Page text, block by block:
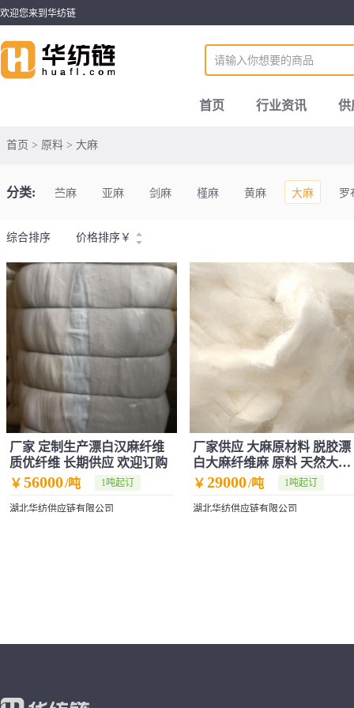
欢迎您来到华纺链
首页 行业资讯 供
首页 > 原料 > 大麻
分类: 苎麻 亚麻 剑麻 槿麻 黄麻 大麻 罗
综合排序 价格排序 ￥
厂家 定制生产漂白汉麻纤维
质优纤维 长期供应 欢迎订购
￥ 56000/吨 1吨起订
湖北华纺供应链有限公司
厂家供应 大麻原材料 脱胶漂
白大麻纤维麻 原料 天然大麻
现货
￥ 29000/吨 1吨起订
湖北华纺供应链有限公司